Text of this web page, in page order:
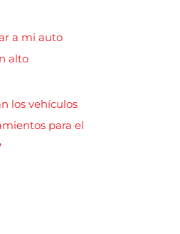
a mi auto
alto
los vehículos
para el